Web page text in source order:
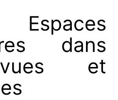
Espaces
dans
et